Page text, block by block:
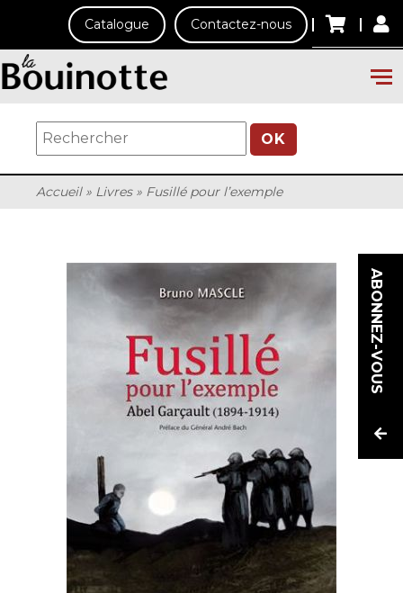
Catalogue Contactez-nous
OK
Accueil» Livres» Fusillé pour l’exemple
ABONNEZ-VOUS